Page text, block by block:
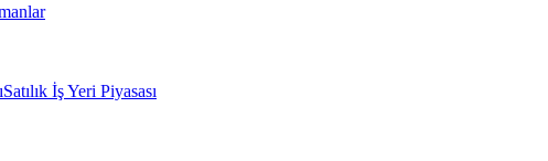
Satılık İş Yeri Piyasası